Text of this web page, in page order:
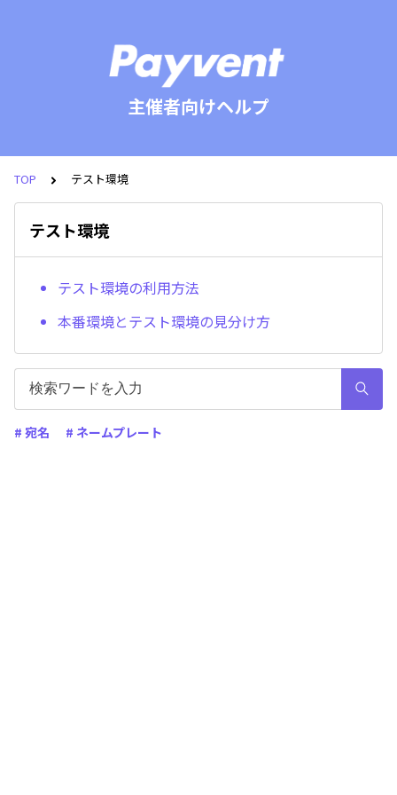
主催者向けヘルプ
TOP テスト環境
テスト環境
テスト環境の利用方法
本番環境とテスト環境の見分け方
# 宛名 # ネームプレート